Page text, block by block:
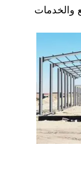
والخدمات